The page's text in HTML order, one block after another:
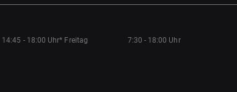
14:45 - 18:00 Uhr* Freitag
7:30 - 18:00 Uhr